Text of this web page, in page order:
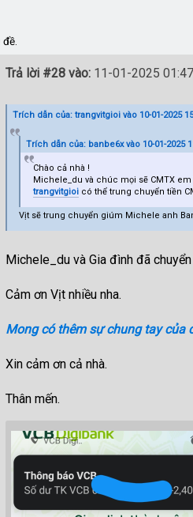
Trả lời #28 vào:11-01-2025
Trích dẫn của: trangvitgioi vào 10-01-2025
Trích dẫn của: banbe6x vào 10-01-2025
Chào cả nhà !
Michele_du và chúc mọi sẽ CMTX
trangvitgioicó thể trung chuyển tiền
Vịt sẽ trung chuyển giúm Michele anh
Michele_du và Gia đình đã
Cảm ơn Vịt nhiều nha.
Mong có thêm sự chung tay của
Xin cảm ơn cả nhà.
Thân mến.